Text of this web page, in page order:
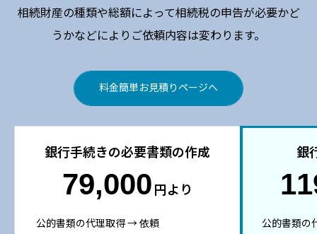
相続財産の種類や総額によって相続税の申告が必要かど
うかなどによりご依頼内容は変わります。
料金簡単お見積りページへ
銀行手続きの必要書類の作成
79,000 円より
公的書類の代理取得 → 依頼
銀
公的書類の